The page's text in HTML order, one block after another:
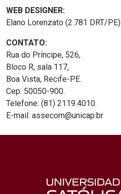
WEB DESIGNER:
Elano Lorenzato (2.781 DRT/PE)
CONTATO:
Rua do Príncipe, 526,
Bloco R, sala 117,
Boa Vista, Recife-PE.
Cep: 50050-900.
Telefone: (81) 2119.4010.
E-mail: assecom@unicap.br